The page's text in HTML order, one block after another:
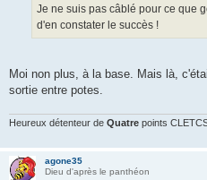
Je ne suis pas câblé pour ce que
d'en constater le succès !
Moi non plus, à la base. Mais là,
sortie entre potes.
Heureux détenteur de Quatre points
agone35
Dieu d'après le panthéon